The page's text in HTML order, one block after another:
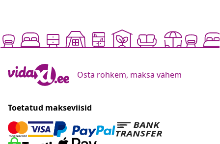
Osta rohkem, maksa vähem
Toetatud makseviisid